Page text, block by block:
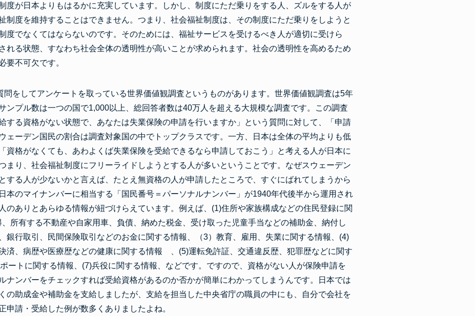
度が日本よりもはるかに充実しています。しかし、制度にただ乗りをする人、ズルをする人が
制度を維持することはできません。つまり、社会福祉制度は、その制度にただ乗りをしようと
度でなくてはならないのです。そのためには、福祉サービスを受けるべき人が適切に受けら
れる状態、すなわち社会全体の透明性が高いことが求められます。社会の透明性を高めるため
要不可欠です。
問をしてアンケートを取っている世界価値観調査というものがあります。世界価値観調査は5年
ンプル数は一つの国で1,000以上、総回答者数は40万人を超える大規模な調査です。この調査
する資格がない状態で、あなたは失業保険の申請を行いますか」という質問に対して、「申請
ェーデン国民の割合は調査対象国の中でトップクラスです。一方、日本は全体の平均よりも低
資格がなくても、あわよくば失業保険を受給できるなら申請しておこう」と考える人が日本に
まり、社会福祉制度にフリーライドしようとする人が多いということです。なぜスウェーデン
する人が少ないかと言えば、たとえ無資格の人が申請したところで、すぐにばれてしまうから
本のマイナンバーに相当する「国民番号＝パーソナルナンバー」が1940年代後半から運用され
のありとあらゆる情報が紐づけらえています。例えば、(1)住所や家族構成などの住民登録に関
所有する不動産や自家用車、負債、納めた税金、受け取った児童手当などの補助金、納付し
銀行取引、民間保険取引などのお金に関する情報、（3）教育、雇用、失業に関する情報、(4)
済、病歴や医療歴などの健康に関する情報 、(5)運転免許証、交通違反歴、犯罪歴などに関す
ートに関する情報、(7)兵役に関する情報、などです。ですので、資格がない人が保険申請を
ナンバーをチェックすれば受給資格があるのか否かが簡単にわかってしまうんです。日本では
の助成金や補助金を支給しましたが、支給を担当した中央省庁の職員の中にも、自分で会社を
申請・受給した例が数多くありましたよね。